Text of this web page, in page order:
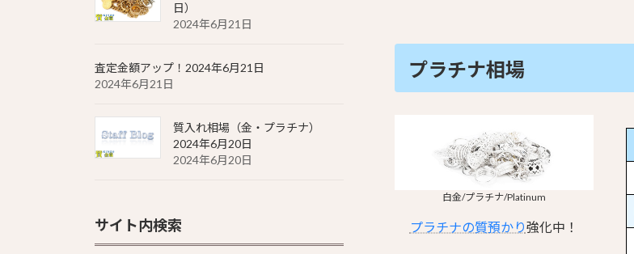
プラチナ相場
白金/プラチナ/Platinum
プラチナの質預かり強化中！
日）
2024年6月21日
査定金額アップ！2024年6月21日
2024年6月21日
質入れ相場（金・プラチナ）
2024年6月20日
2024年6月20日
サイト内検索